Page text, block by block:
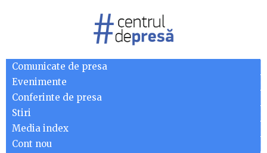
Comunicate de presa
Evenimente
Conferinte de presa
Stiri
Media index
Cont nou